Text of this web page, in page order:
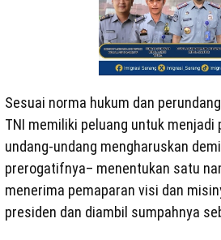
Sesuai norma hukum dan
TNI memiliki peluang untuk menjadi
undang-undang mengharuskan
prerogatifnya– menentukan satu
menerima pemaparan visi dan
presiden dan diambil sumpahnya